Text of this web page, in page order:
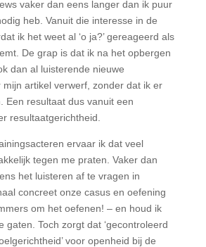
vaker dan eens langer dan ik puur
heb. Vanuit die interesse in de
ik het weet al ‘o ja?’ gereageerd als
De grap is dat ik na het opbergen
dan al luisterende nieuwe
mijn artikel verwerf, zonder dat ik er
Een resultaat dus vanuit een
resultaatgerichtheid.
ervaar ik dat veel
tegen me praten. Vaker dan
het luisteren af te vragen in
concreet onze casus en oefening
om het oefenen! – en houd ik
gaten. Toch zorgt dat ‘gecontroleerd
voor openheid bij de